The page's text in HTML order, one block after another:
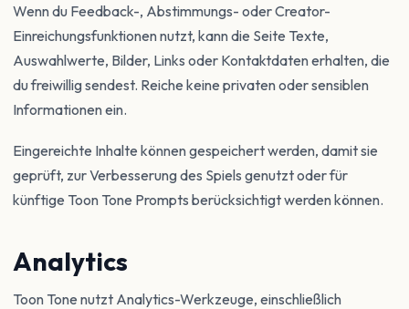
Wenn du Feedback-, Abstimmungs- oder Creator-
Einreichungsfunktionen nutzt, kann die Seite Texte,
Auswahlwerte, Bilder, Links oder Kontaktdaten erhalten, die
du freiwillig sendest. Reiche keine privaten oder sensiblen
Informationen ein.
Eingereichte Inhalte können gespeichert werden, damit sie
geprüft, zur Verbesserung des Spiels genutzt oder für
künftige Toon Tone Prompts berücksichtigt werden können.
Analytics
Toon Tone nutzt Analytics-Werkzeuge, einschließlich